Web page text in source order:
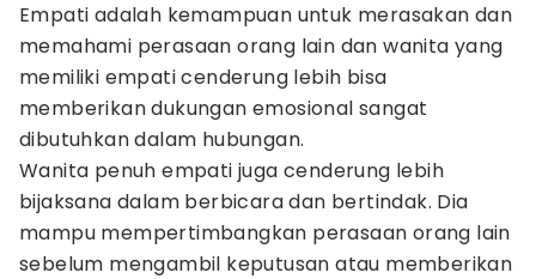
Empati adalah kemampuan untuk merasakan dan
memahami perasaan orang lain dan wanita yang
memiliki empati cenderung lebih bisa
memberikan dukungan emosional sangat
dibutuhkan dalam hubungan.
Wanita penuh empati juga cenderung lebih
bijaksana dalam berbicara dan bertindak. Dia
mampu mempertimbangkan perasaan orang lain
sebelum mengambil keputusan atau memberikan